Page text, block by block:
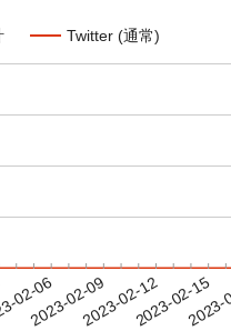
Twitter (通常)
02-06
2023-02-092023-02-122023-02-15